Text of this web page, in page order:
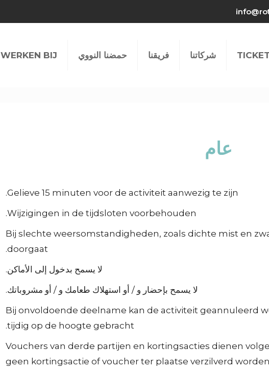
شركاتنا فريقنا حمضنا النووي WERKEN BIJ
عام
Gelieve 15 minuten voor de activiteit aanwezig te zijn.
Wijzigingen in de tijdsloten voorbehouden.
Bij slechte weersomstandigheden, zoals dichte mist en
doorgaat.
لا يسمح بدخول إلى الأماكن.
لا يسمح بإحضار و / أو استهلاك طعامك و / أو مشروباتك.
Bij onvoldoende deelname kan de activiteit geannuleerd
tijdig op de hoogte gebracht.
Vouchers van derde partijen en kortingsacties dienen
geen kortingsactie of voucher ter plaatse verzilverd